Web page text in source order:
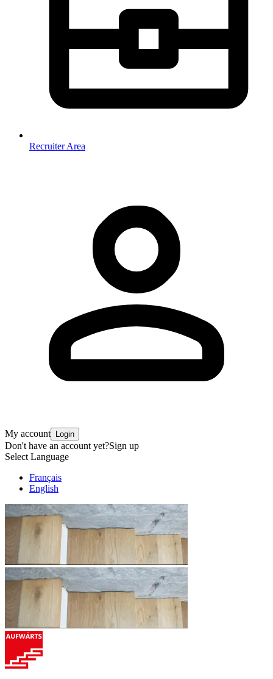
Recruiter Area
My account Login
Don't have an account yet?Sign up
Select Language
Français
English